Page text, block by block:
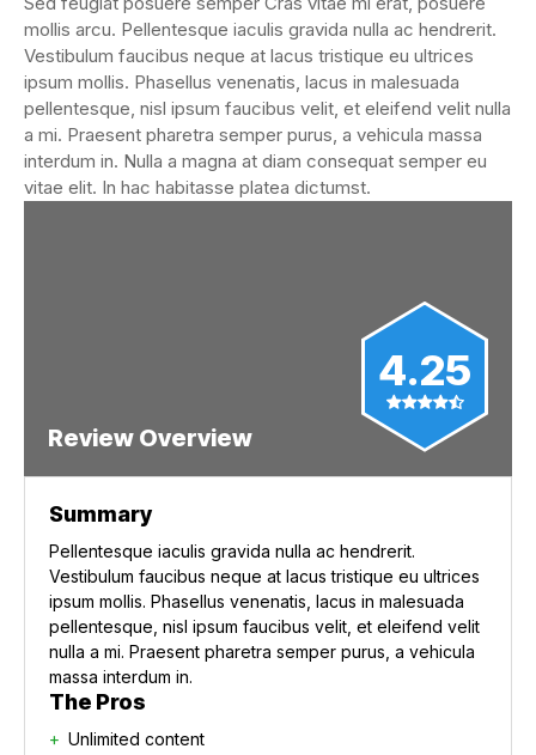
mollis arcu. Pellentesque iaculis gravida nulla ac hendrerit.
Vestibulum faucibus neque at lacus tristique eu ultrices
ipsum mollis. Phasellus venenatis, lacus in malesuada
pellentesque, nisl ipsum faucibus velit, et eleifend velit nulla
a mi. Praesent pharetra semper purus, a vehicula massa
interdum in. Nulla a magna at diam consequat semper eu
vitae elit. In hac habitasse platea dictumst.
4.25
Review Overview
Summary
Pellentesque iaculis gravida nulla ac hendrerit.
Vestibulum faucibus neque at lacus tristique eu ultrices
ipsum mollis. Phasellus venenatis, lacus in malesuada
pellentesque, nisl ipsum faucibus velit, et eleifend velit
nulla a mi. Praesent pharetra semper purus, a vehicula
massa interdum in.
The Pros
Unlimited content